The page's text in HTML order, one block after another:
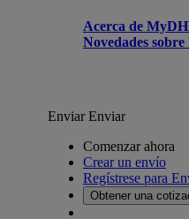
Acerca de
Novedades
EnviarEnviar
Comenzar ahora
Crear un envío
Regístrese para
Obtener una